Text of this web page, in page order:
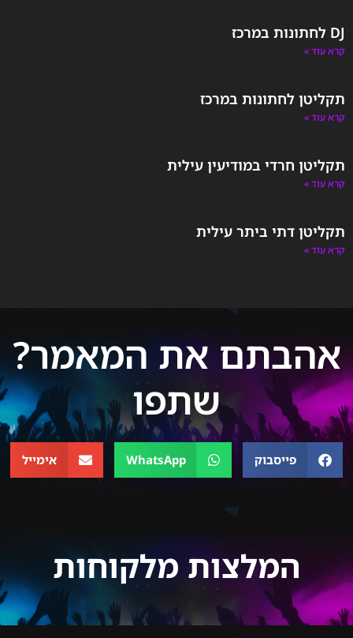
DJ לחתונות במרכז
קרא עוד »
תקליטן לחתונות במרכז
קרא עוד »
תקליטן חרדי במודיעין עילית
קרא עוד »
תקליטן דתי ביתר עילית
קרא עוד »
אהבתם את המאמר?
שתפו
פייסבוק WhatsApp אימייל
המלצות מלקוחות